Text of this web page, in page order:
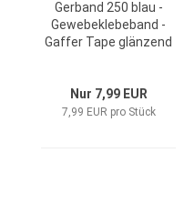
Gerband 250 blau -
Gewebeklebeband -
Gaffer Tape glänzend
Nur 7,99 EUR
7,99 EUR pro Stück